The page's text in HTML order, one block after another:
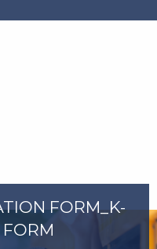
FORM_K-
FORM